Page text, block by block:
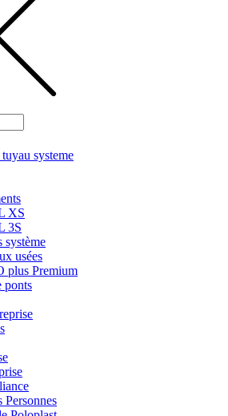
systeme
XS
3S
système
usées
plus Premium
ponts
Personnes